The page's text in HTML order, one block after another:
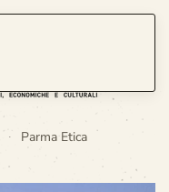
Parma Etica